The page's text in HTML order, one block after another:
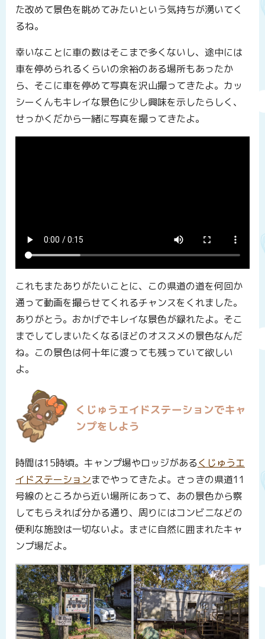
た改めて景色を眺めてみたいという気持ちが湧いてく
るね。
幸いなことに車の数はそこまで多くないし、途中には
車を停められるくらいの余裕のある場所もあったか
ら、そこに車を停めて写真を沢山撮ってきたよ。カッ
シーくんもキレイな景色に少し興味を示したらしく、
せっかくだから一緒に写真を撮ってきたよ。
これもまたありがたいことに、この県道の道を何回か
通って動画を撮らせてくれるチャンスをくれました。
ありがとう。おかげでキレイな景色が録れたよ。そこ
までしてしまいたくなるほどのオススメの景色なんだ
ね。この景色は何十年に渡っても残っていて欲しい
よ。
くじゅうエイドステーションでキャ
ンプをしよう
時間は15時頃。キャンプ場やロッジがあるくじゅうエ
イドステーションまでやってきたよ。さっきの県道11
号線のところから近い場所にあって、あの景色から察
してもらえれば分かる通り、周りにはコンビニなどの
便利な施設は一切ないよ。まさに自然に囲まれたキャ
ンプ場だよ。